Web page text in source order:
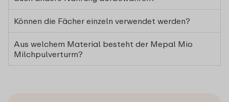
Können die Fächer einzeln verwendet werden?
Aus welchem Material besteht der Mepal Mio
Milchpulverturm?